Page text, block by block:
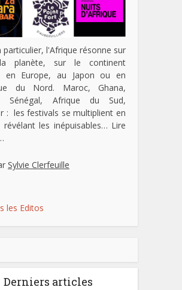
particulier, l'Afrique résonne sur
planète, sur le continent
en Europe, au Japon ou en
du Nord. Maroc, Ghana,
Sénégal, Afrique du Sud,
: les festivals se multiplient en
révélant les inépuisables… Lire
Sylvie Clerfeuille
les Editos
Derniers articles